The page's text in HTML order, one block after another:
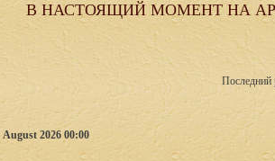
В НАСТОЯЩИЙ МОМЕНТ НА
Последний
August 2026 00:00